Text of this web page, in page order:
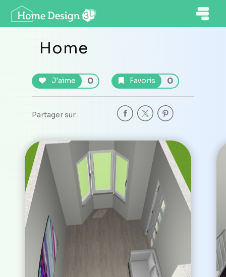
Home
J'aime 0 Favoris 0
Partager sur :